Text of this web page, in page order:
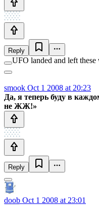
Reply
UFO landed and left these
smook Oct 1 2008 at 20:23
Да, я теперь буду в
не ЖЖ!»
Reply
doob Oct 1 2008 at 23:01